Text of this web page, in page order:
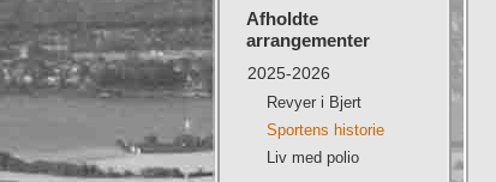
Afholdte
arrangementer
2025-2026
Revyer i Bjert
Sportens historie
Liv med polio